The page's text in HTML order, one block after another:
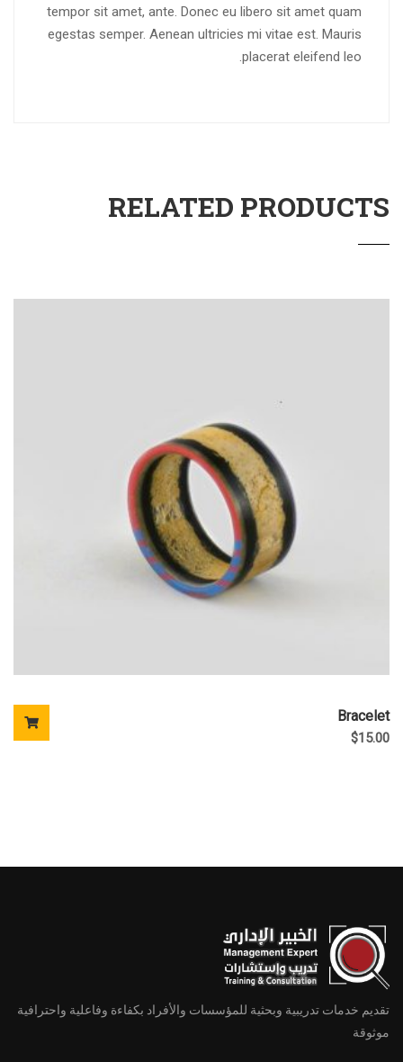
tempor sit amet, ante. Donec eu libero sit amet quam
egestas semper. Aenean ultricies mi vitae est. Mauris
placerat eleifend leo.
RELATED PRODUCTS
Bracelet
$15.00
تقديم خدمات تدريبية وبحثية للمؤسسات والأفراد بكفاءة وفاعلية واحترافية
موثوقة